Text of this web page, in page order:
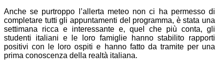
Anche se purtroppo l’allerta meteo non ci ha permesso di
completare tutti gli appuntamenti del programma, è stata una
settimana ricca e interessante e, quel che più conta, gli
studenti italiani e le loro famiglie hanno stabilito rapporti
positivi con le loro ospiti e hanno fatto da tramite per una
prima conoscenza della realtà italiana.